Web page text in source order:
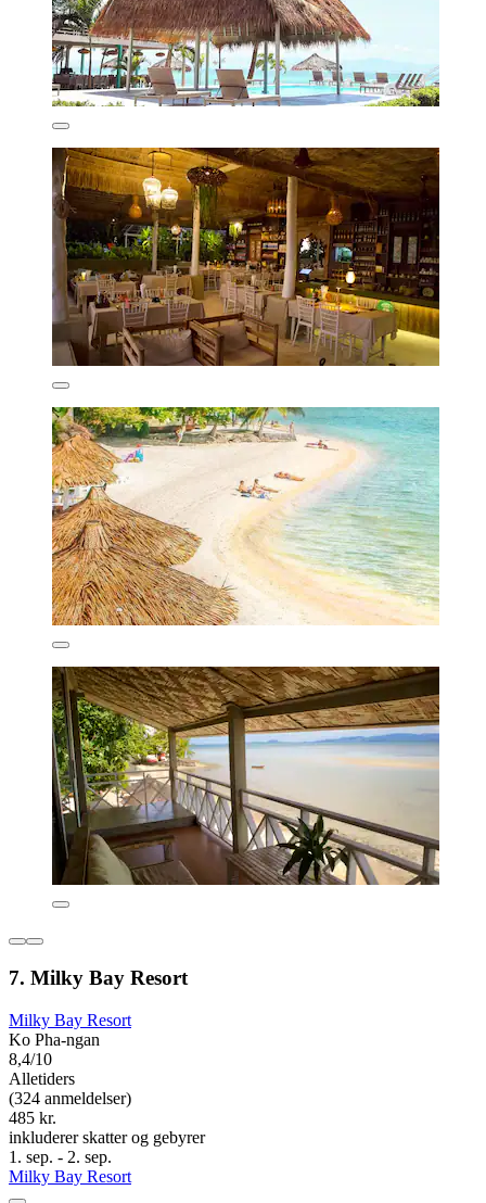
7. Milky Bay Resort
Milky Bay Resort
Ko Pha-ngan
8,4/10
Alletiders
(324 anmeldelser)
485 kr.
inkluderer skatter og gebyrer
1. sep. - 2. sep.
Milky Bay Resort